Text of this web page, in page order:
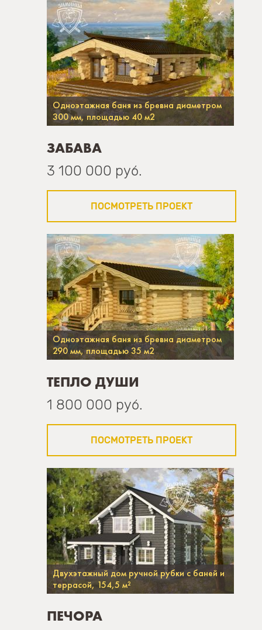
Одноэтажная баня из бревна диаметром
300 мм, площадью 40 м2
ЗАБАВА
3 100 000 руб.
ПОСМОТРЕТЬ ПРОЕКТ
Одноэтажная баня из бревна диаметром
290 мм, площадью 35 м2
ТЕПЛО ДУШИ
1 800 000 руб.
ПОСМОТРЕТЬ ПРОЕКТ
Двухэтажный дом ручной рубки с баней и
террасой, 154,5 м²
ПЕЧОРА